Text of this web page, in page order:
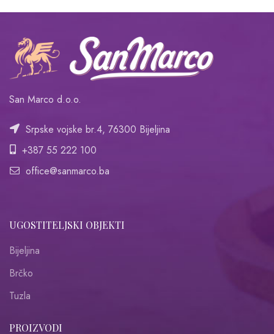
San Marco d.o.o.
Srpske vojske br.4, 76300 Bijeljina
+387 55 222 100
office@sanmarco.ba
UGOSTITELJSKI OBJEKTI
Bijeljina
Brčko
Tuzla
PROIZVODI